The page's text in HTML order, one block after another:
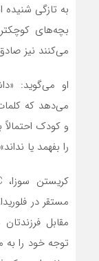
به تازگی شنیده
بچه‌های
می‌کنند نیز
او می‌گوید:
می‌دهد که
و کودک
را بفهمد یا
مستقر در
مقابل
توجه خود را